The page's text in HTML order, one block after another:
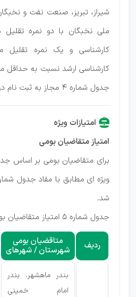
شیراز، تبریز، صنعت نفت و
ملی نخبگان با دو نمره
کارشناسی و یک نمره تقلیل
کارشناسی ارشد نسبت به حداقل
جدول شماره ۴ مجاز به ثبت نام در آزمون میباشند.
امتیازات ویژه
امتیاز متقاضیان بومی
شد.
جدول شماره ۵ امتیاز متقاضیان بومی
ردیف متاقضیان بومی
شهرستان / شهرهای
بندر ماهشهر، بندر
امام خمینی